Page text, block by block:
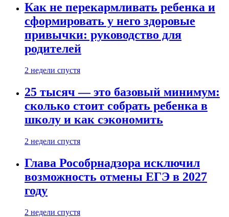
Как не перекармливать ребенка и
сформировать у него здоровые
привычки: руководство для
родителей
2 недели спустя
25 тысяч — это базовый минимум:
сколько стоит собрать ребенка в
школу и как сэкономить
2 недели спустя
Глава Рособрнадзора исключил
возможность отмены ЕГЭ в 2027
году
2 недели спустя